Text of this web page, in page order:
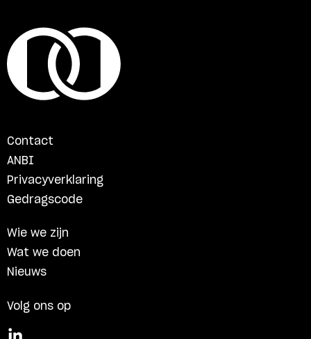
Contact
ANBI
Privacyverklaring
Gedragscode
Wie we zijn
Wat we doen
Nieuws
Volg ons op